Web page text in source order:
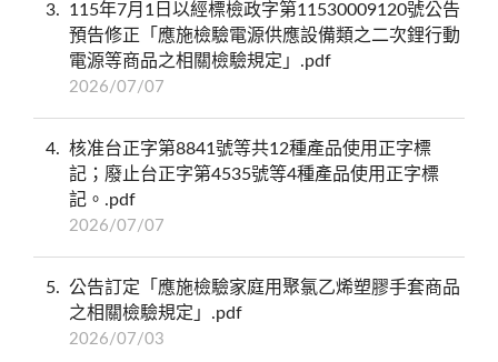
3
115年7月1日以經標檢政字第11530009120號公告
預告修正「應施檢驗電源供應設備類之二次鋰行動
電源等商品之相關檢驗規定」.pdf
2026/07/07
4
核准台正字第8841號等共12種產品使用正字標
記；廢止台正字第4535號等4種產品使用正字標
記。.pdf
2026/07/07
5
公告訂定「應施檢驗家庭用聚氯乙烯塑膠手套商品
之相關檢驗規定」.pdf
2026/07/03